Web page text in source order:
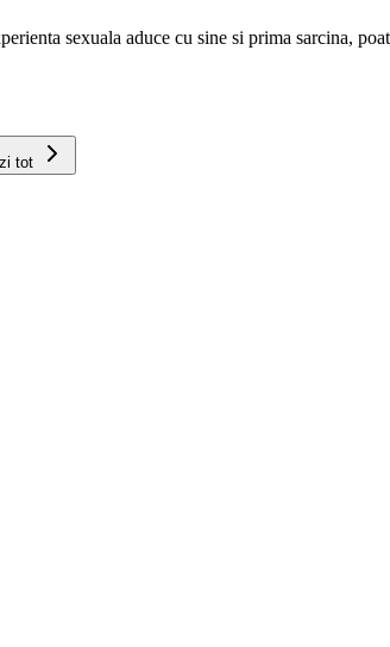
sexuala aduce cu sine si prima sarcina,
tot